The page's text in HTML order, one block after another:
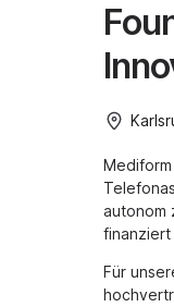
autonom
finanziert
Für